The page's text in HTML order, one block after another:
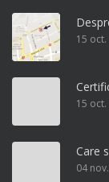
15 oct.
15 oct.
Care
04